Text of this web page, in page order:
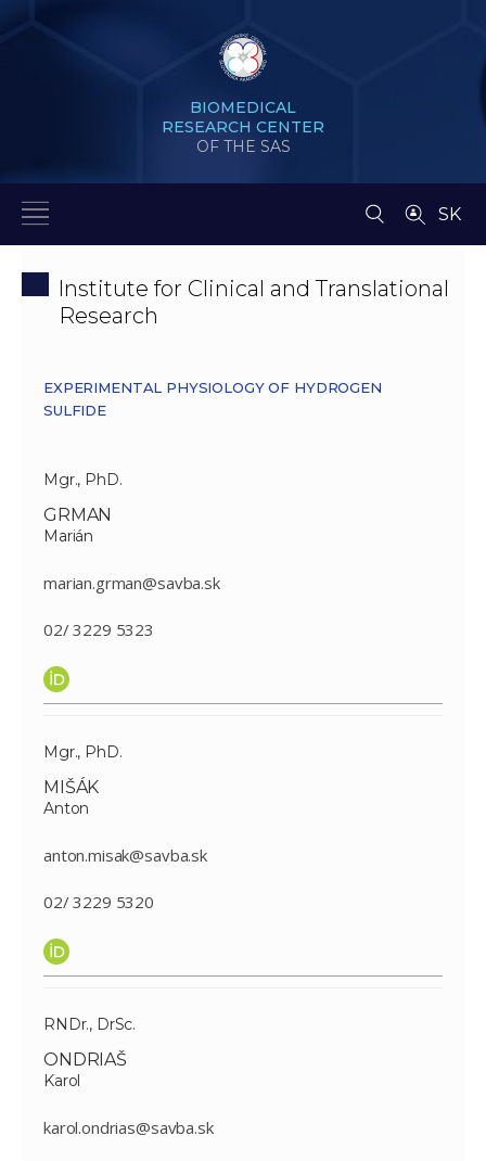
BIOMEDICAL
RESEARCH CENTER
OF THE SAS
SK
Institute for Clinical and Translational
Research
EXPERIMENTAL PHYSIOLOGY OF HYDROGEN
SULFIDE
Mgr., PhD.
GRMAN
Marián
marian.grman@savba.sk
02/ 3229 5323
Mgr., PhD.
MIŠÁK
Anton
anton.misak@savba.sk
02/ 3229 5320
RNDr., DrSc.
ONDRIAŠ
Karol
karol.ondrias@savba.sk